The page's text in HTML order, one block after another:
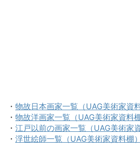
・ 物故日本画家一覧（UAG美術家資料
・ 物故洋画家一覧（UAG美術家資料棚
・ 江戸以前の画家一覧（UAG美術家資
・ 浮世絵師一覧（UAG美術家資料棚）